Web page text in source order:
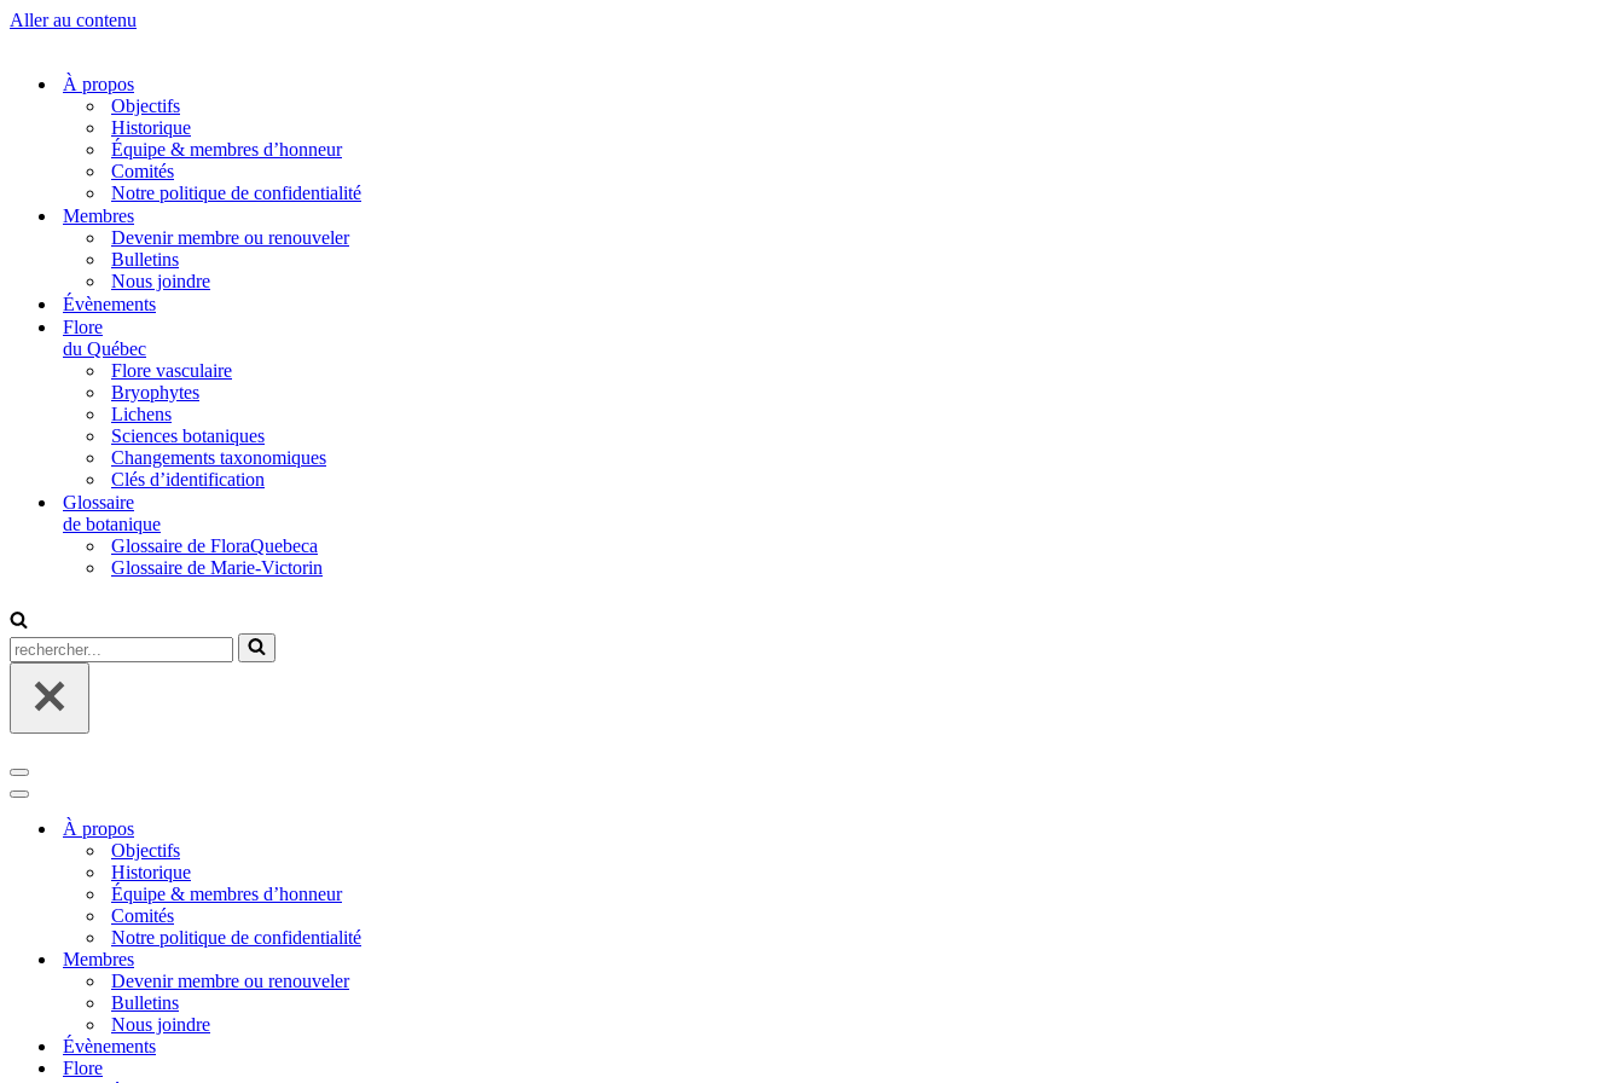
Aller au contenu
À propos
Objectifs
Historique
Équipe & membres d’honneur
Comités
Notre politique de confidentialité
Membres
Devenir membre ou renouveler
Bulletins
Nous joindre
Évènements
Flore
du Québec
Flore vasculaire
Bryophytes
Lichens
Sciences botaniques
Changements taxonomiques
Clés d’identification
Glossaire
de botanique
Glossaire de FloraQuebeca
Glossaire de Marie-Victorin
Rechercher...
Menu
de
navigation
Menu
navigationÀ propos
Objectifs
Historique
Équipe & membres d’honneur
Comités
Notre politique de confidentialité
Membres
Devenir membre ou renouveler
Bulletins
Nous joindre
Évènements
Flore